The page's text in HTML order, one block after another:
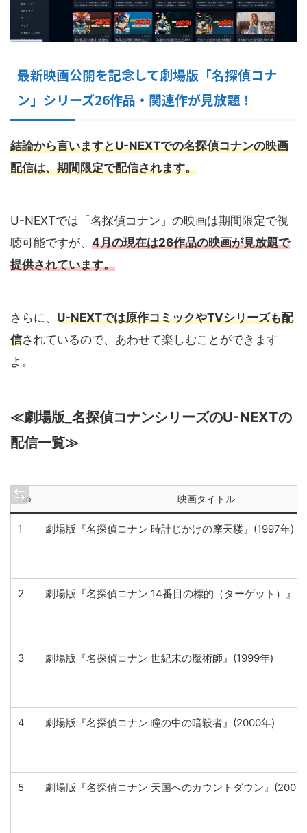
最新映画公開を記念して劇場版「名探偵コナ
ン」シリーズ26作品・関連作が見放題！
結論から言いますとU-NEXTでの名探偵コナンの映画
配信は、期間限定で配信されます。
U-NEXTでは「名探偵コナン」の映画は期間限定で視
聴可能ですが、 4月の現在は26作品の映画が見放題で
提供されています。
さらに、 U-NEXTでは原作コミックやTVシリーズも配
信されているので、あわせて楽しむことができます
よ。
≪劇場版_名探偵コナンシリーズのU-NEXTの
配信一覧≫
No 映画タイトル
1 劇場版『名探偵コナン 時計じかけの摩天楼』(1997年)
2 劇場版『名探偵コナン 14番目の標的（ターゲット）』
3 劇場版『名探偵コナン 世紀末の魔術師』(1999年)
4 劇場版『名探偵コナン 瞳の中の暗殺者』(2000年)
5 劇場版『名探偵コナン 天国へのカウントダウン』(2001